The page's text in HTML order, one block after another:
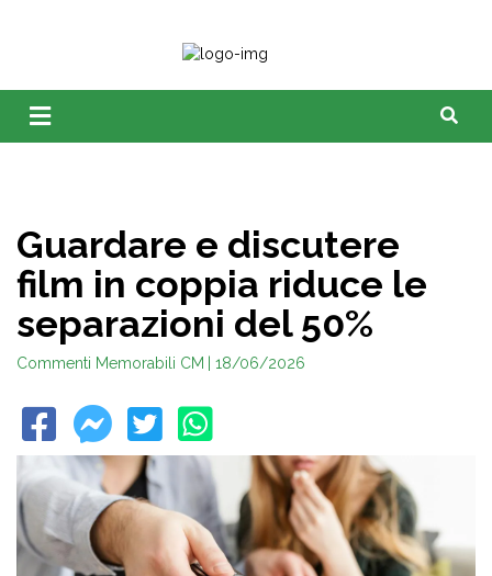
Guardare e discutere
film in coppia riduce le
separazioni del 50%
Commenti Memorabili CM | 18/06/2026